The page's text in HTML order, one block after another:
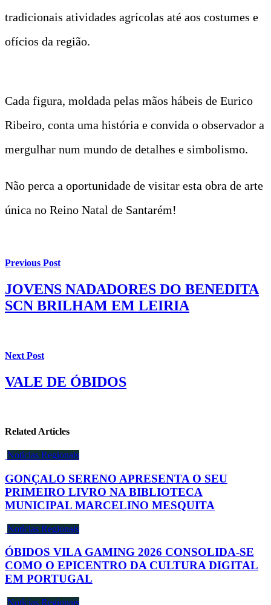
tradicionais atividades agrícolas até aos costumes e
ofícios da região.
Cada figura, moldada pelas mãos hábeis de Eurico
Ribeiro, conta uma história e convida o observador a
mergulhar num mundo de detalhes e simbolismo.
Não perca a oportunidade de visitar esta obra de arte
única no Reino Natal de Santarém!
Previous Post
JOVENS NADADORES DO BENEDITA
SCN BRILHAM EM LEIRIA
Next Post
VALE DE ÓBIDOS
Related Articles
Notícias Regionais
GONÇALO SERENO APRESENTA O SEU
PRIMEIRO LIVRO NA BIBLIOTECA
MUNICIPAL MARCELINO MESQUITA
Notícias Regionais
ÓBIDOS VILA GAMING 2026 CONSOLIDA-SE
COMO O EPICENTRO DA CULTURA DIGITAL
EM PORTUGAL
Notícias Regionais